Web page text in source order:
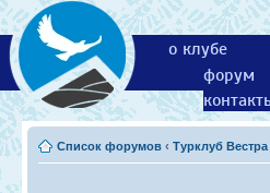
о клубе
форум
Список форумов ‹ Турклуб Вестра